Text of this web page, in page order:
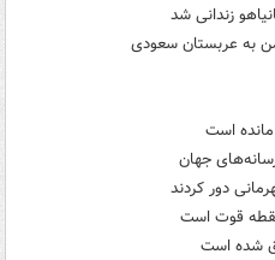
زندانی شد
به عربستان سعودی
مانده است
جهان
دور کردند
نقطه قوت است
شده است